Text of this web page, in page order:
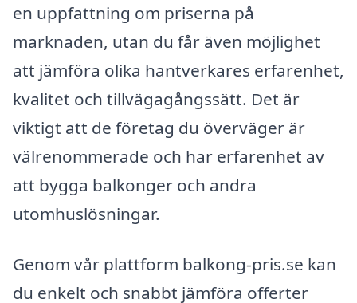
en uppfattning om priserna på
marknaden, utan du får även möjlighet
att jämföra olika hantverkares erfarenhet,
kvalitet och tillvägagångssätt. Det är
viktigt att de företag du överväger är
välrenommerade och har erfarenhet av
att bygga balkonger och andra
utomhuslösningar.
Genom vår plattform balkong-pris.se kan
du enkelt och snabbt jämföra offerter